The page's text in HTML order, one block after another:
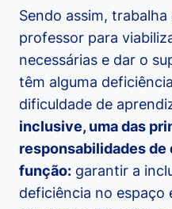
Sendo assim,
professor para
necessárias e dar o
têm alguma
dificuldade de
inclusive, uma das
responsabilidades de
função: garantir a
deficiência no espaço